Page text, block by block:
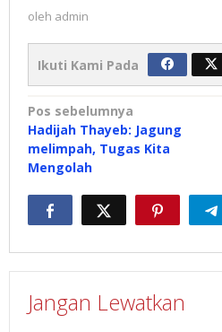
oleh admin
Ikuti Kami Pada
Navigasi
pos
Pos sebelumnya
Hadijah Thayeb: Jagung
melimpah, Tugas Kita
Mengolah
Jangan Lewatkan